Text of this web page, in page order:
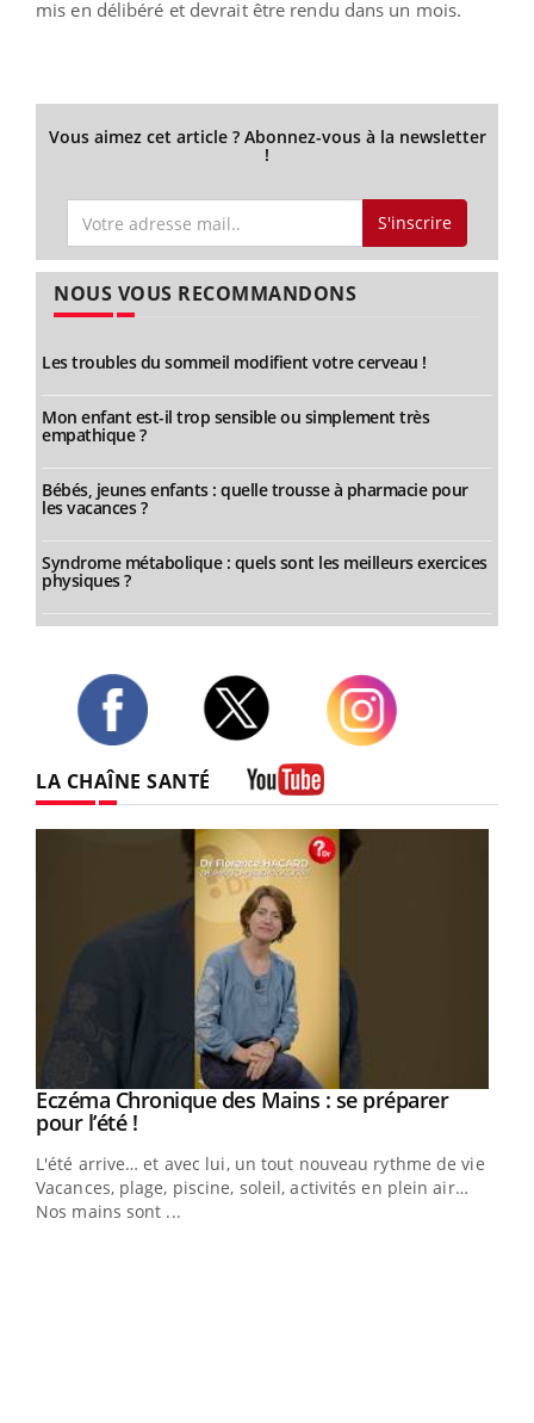
mis en délibéré et devrait être rendu dans un mois.
Vous aimez cet article ? Abonnez-vous à la newsletter
!
S'inscrire
NOUS VOUS RECOMMANDONS
Les troubles du sommeil modifient votre cerveau !
Mon enfant est-il trop sensible ou simplement très
empathique ?
Bébés, jeunes enfants : quelle trousse à pharmacie pour
les vacances ?
Syndrome métabolique : quels sont les meilleurs exercices
physiques ?
LA CHAÎNE SANTÉ
Youtube
Eczéma Chronique des Mains : se préparer
pour l’été !Youtube
L'été arrive… et avec lui, un tout nouveau rythme de vie !
Vacances, plage, piscine, soleil, activités en plein air…
Nos mains sont ...